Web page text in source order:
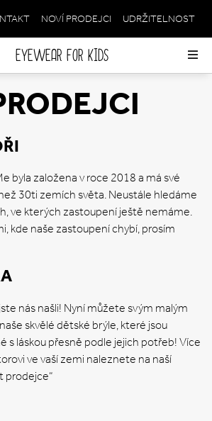
EYEWEAR FOR KIDS
NOVÍ PRODEJCI UDRŽITELNOST
byla založena v roce 2018 a má své
30ti zemích světa. Neustále hledáme
ve kterých zastoupení ještě nemáme.
kde naše zastoupení chybí, prosím
nás našli! Nyní můžete svým malým
skvělé dětské brýle, které jsou
s láskou přesně podle jejich potřeb! Více
ve vaší zemi naleznete na naší
prodejce“